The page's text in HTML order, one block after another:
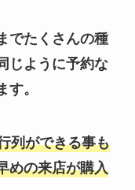
でたくさんの種
じように予約な
。
列ができる事も
めの来店が購入